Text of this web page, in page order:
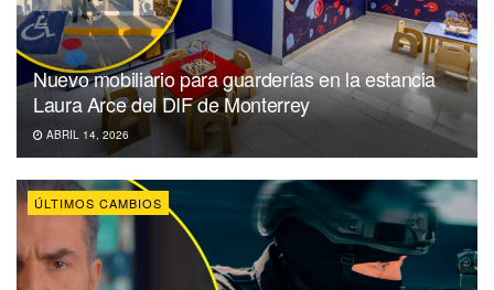
Nuevo mobiliario para guarderías en la estancia
Laura Arce del DIF de Monterrey
ABRIL 14, 2026
ÚLTIMOS CAMBIOS